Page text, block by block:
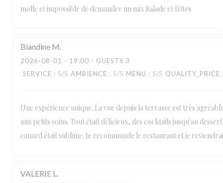
molle et impossible de demander un mix Salade et frites
Blandine M
2026-08-01 - 19:00 - GUESTS 3
SERVICE : 5/5 AMBIENCE : 5/5 MENU : 5/5 QUALITY_PRICE
Une expérience unique. La vue depuis la terrasse est très
aux petits soins. Tout était délicieux, des cocktails jusqu'au
canard était sublime. Je recommande le restaurant et je
VALERIE L